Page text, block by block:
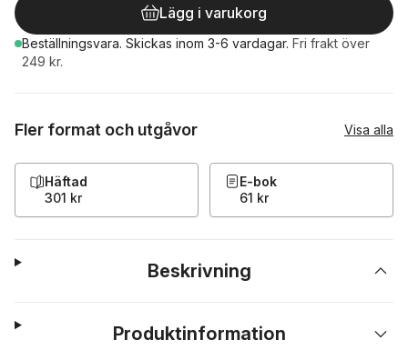
Lägg i varukorg
Beställningsvara. Skickas inom 3-6 vardagar. Fri frakt över
249 kr.
Fler format och utgåvor Visa alla
Häftad
301 kr
E-bok
61 kr
Beskrivning
Produktinformation